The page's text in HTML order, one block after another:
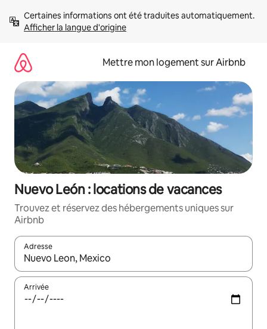
directement
Afficher la langue d'origine
Mettre mon logement sur Airbnb
Nuevo León : locations de vacances
Trouvez et réservez des hébergements uniques sur
Airbnb
Adresse
Lorsque les résultats s'affichent, utilisez les flèches vers le
Arrivée